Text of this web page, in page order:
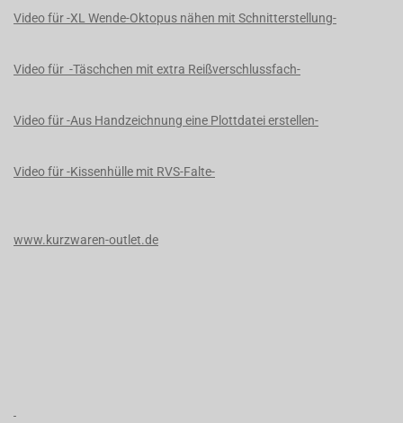
Video für -XL Wende-Oktopus nähen mit Schnitterstellung-
Video für -Täschchen mit extra Reißverschlussfach-
Video für -Aus Handzeichnung eine Plottdatei erstellen-
Video für -Kissenhülle mit RVS-Falte-
www.kurzwaren-outlet.de